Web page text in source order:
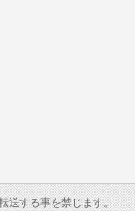
送する事を禁じます。